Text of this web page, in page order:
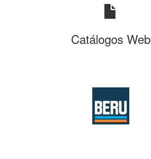
Catálogos Web